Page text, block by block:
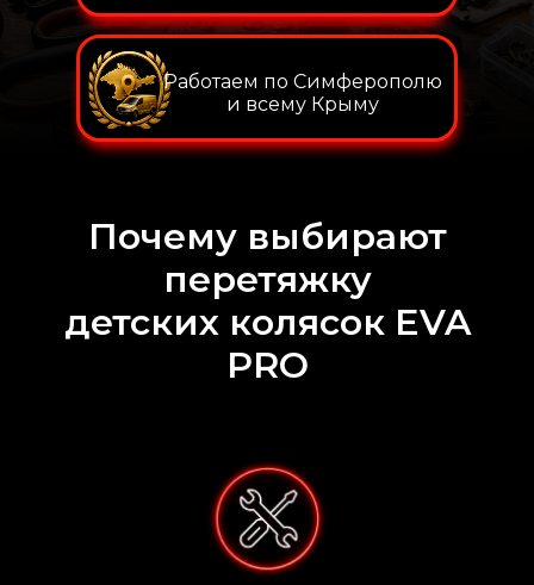
Работаем по Симферополю
и всему Крыму
Почему выбирают
перетяжку
детских колясок EVA
PRO